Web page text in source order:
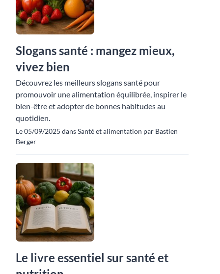
Slogans santé : mangez mieux,
vivez bien
Découvrez les meilleurs slogans santé pour
promouvoir une alimentation équilibrée, inspirer le
bien-être et adopter de bonnes habitudes au
quotidien.
Le 05/09/2025 dans Santé et alimentation par Bastien
Berger
Le livre essentiel sur santé et